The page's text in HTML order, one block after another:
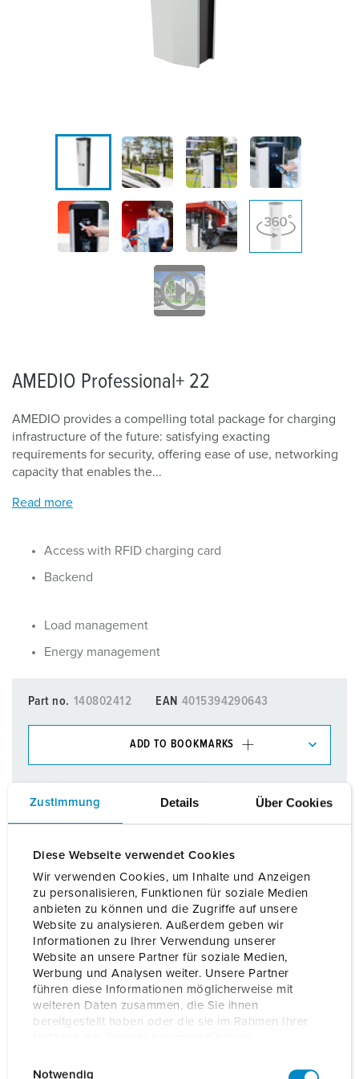
Zustimmung Details Über Cookies
Diese Webseite verwendet Cookies
Wir verwenden Cookies, um Inhalte und Anzeigen
zu personalisieren, Funktionen für soziale Medien
anbieten zu können und die Zugriffe auf unsere
Website zu analysieren. Außerdem geben wir
Informationen zu Ihrer Verwendung unserer
Website an unsere Partner für soziale Medien,
Werbung und Analysen weiter. Unsere Partner
führen diese Informationen möglicherweise mit
weiteren Daten zusammen, die Sie ihnen
bereitgestellt haben oder die sie im Rahmen Ihrer
Notwendig
AMEDIO Professional+ 22
AMEDIO provides a compelling total package for charging
infrastructure of the future: satisfying exacting
requirements for security, offering ease of use, networking
capacity that enables the...
Read more
Access with RFID charging card
Backend
Load management
Energy management
Part no. 140802412 EAN 4015394290643
ADD TO BOOKMARKS
My list(0) ADD
CREATE A NEW LIST
Details
General data